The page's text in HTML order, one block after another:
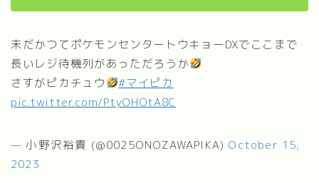
未だかつてポケモンセンタートウキョーDXでここまで
長いレジ待機列があっただろうか
さすがピカチュウ
#マイピカ
pic.twitter.com/PtyOHOtA8C
— 小野沢裕貴 (@0025ONOZAWAPIKA) October 15,
2023